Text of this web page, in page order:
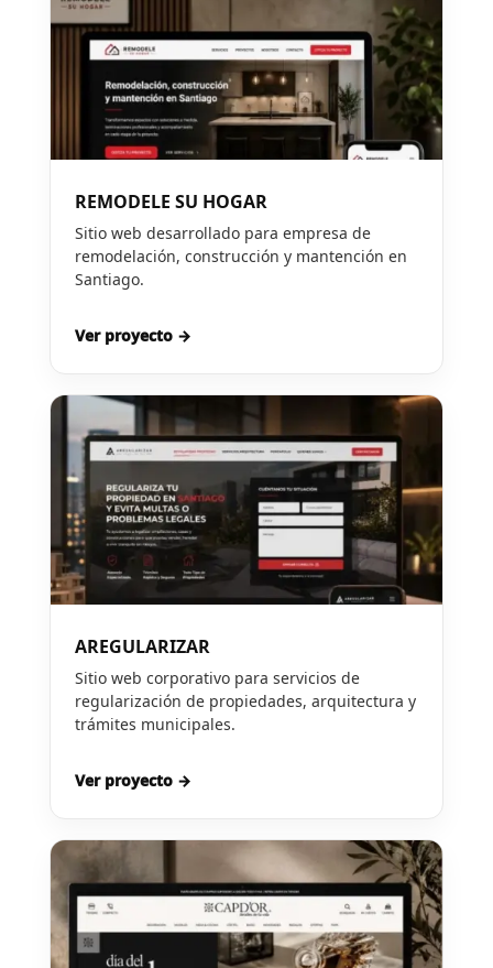
REMODELE SU HOGAR
Sitio web desarrollado para empresa de
remodelación, construcción y mantención en
Santiago.
Ver proyecto →
AREGULARIZAR
Sitio web corporativo para servicios de
regularización de propiedades, arquitectura y
trámites municipales.
Ver proyecto →